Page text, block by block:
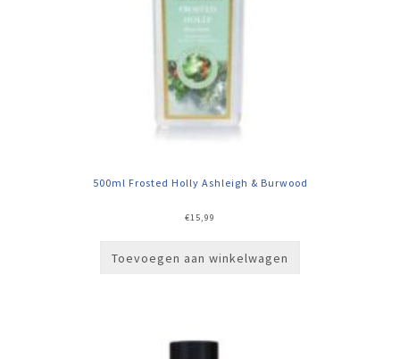
500ml Frosted Holly Ashleigh & Burwood
€15,99
Toevoegen aan winkelwagen